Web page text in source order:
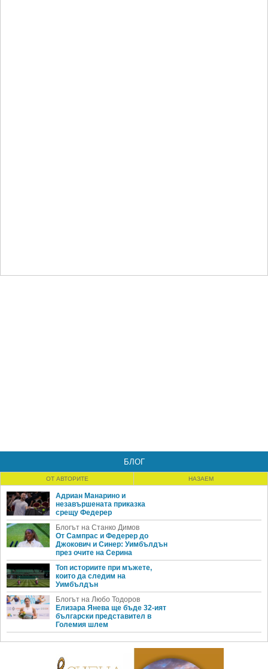
БЛОГ
ОТ АВТОРИТЕ НАЗАЕМ
Адриан Манарино и
незавършената приказка
срещу Федерер
Блогът на Станко Димов
От Сампрас и Федерер до
Джокович и Синер: Уимбълдън
през очите на Серина
Топ историите при мъжете,
които да следим на
Уимбълдън
Блогът на Любо Тодоров
Елизара Янева ще бъде 32-ият
български представител в
Големия шлем